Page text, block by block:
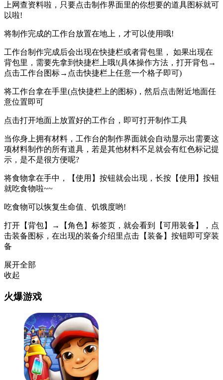
上网查资料啦，只要点击制作界面里的你想要的道具图标就可
以啦!
将制作完成的工作台放置在地上，才可以使用哦!
工作台制作完成后会出现在快捷栏或者背包里， 如果出现在
背包里，需要先拿到快捷栏上哦!(具体操作方法，打开背包→
点击工作台图标→点击快捷栏上任意一个格子即可)
将工作台拿在手里(点快捷栏上的图标)，然后点击附近地面任
意位置即可
点击打开地面上放置好的工作台，即可打开制作工具
当你身上拥有材料，工作台的制作界面就会自动显示出需要这
项材料制作的所有道具，若是其他材料不足就会有红色标记提
示，是不是很方便呢?
将食物拿在手中，【使用】按钮就会出现，长按【使用】按钮
就吃食物啦~~
吃食物可以恢复生命值、饥饿度哟!
打开【背包】→【角色】标签页，就会看到【可用装备】，点
击装备图标，在出现的装备介绍里点击【装备】按钮即可穿装
备
展开全部
收起
火爆游戏